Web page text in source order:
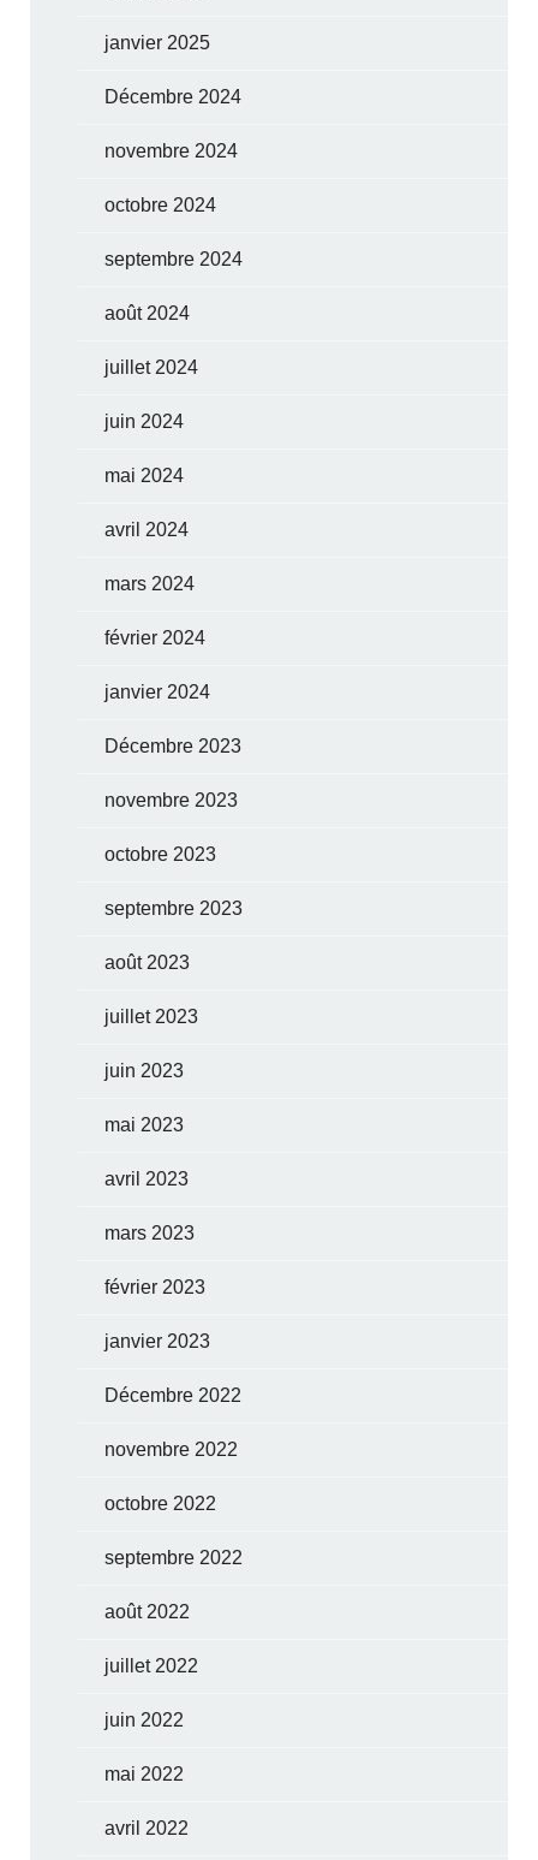
janvier 2025
Décembre 2024
novembre 2024
octobre 2024
septembre 2024
août 2024
juillet 2024
juin 2024
mai 2024
avril 2024
mars 2024
février 2024
janvier 2024
Décembre 2023
novembre 2023
octobre 2023
septembre 2023
août 2023
juillet 2023
juin 2023
mai 2023
avril 2023
mars 2023
février 2023
janvier 2023
Décembre 2022
novembre 2022
octobre 2022
septembre 2022
août 2022
juillet 2022
juin 2022
mai 2022
avril 2022